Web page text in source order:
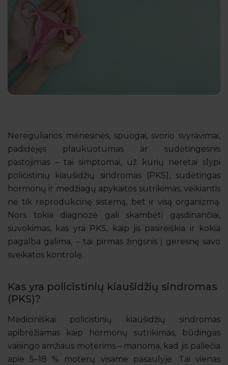
Nereguliarios mėnesinės, spuogai, svorio svyravimai,
padidėjęs plaukuotumas ar sudėtingesnis
pastojimas – tai simptomai, už kurių neretai slypi
policistinių kiaušidžių sindromas (PKS), sudėtingas
hormonų ir medžiagų apykaitos sutrikimas, veikiantis
ne tik reprodukcinę sistemą, bet ir visą organizmą.
Nors tokia diagnozė gali skambėti gąsdinančiai,
suvokimas, kas yra PKS, kaip jis pasireiškia ir kokia
pagalba galima, – tai pirmas žingsnis į geresnę savo
sveikatos kontrolę.
Kas yra policistinių kiaušidžių sindromas
(PKS)?
Mediciniškai policistinių kiaušidžių sindromas
apibrėžiamas kaip hormonų sutrikimas, būdingas
vaisingo amžiaus moterims – manoma, kad jis paliečia
apie 5–18 % moterų visame pasaulyje. Tai vienas